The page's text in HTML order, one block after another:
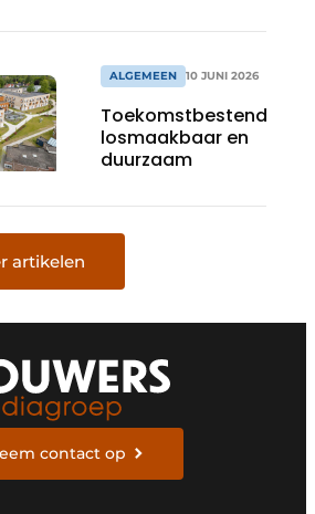
Europese
op het spel
ALGEMEEN 10 JUNI 2026
Toekomstbestendig,
losmaakbaar en
duurzaam
artikelen
contact op